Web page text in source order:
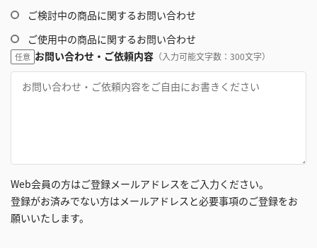
ご検討中の商品に関するお問い合わせ
ご使用中の商品に関するお問い合わせ
任意 お問い合わせ・ご依頼内容 （入力可能文字数：300文字）
Web会員の方はご登録メールアドレスをご入力ください。
登録がお済みでない方はメールアドレスと必要事項のご登録をお
願いいたします。